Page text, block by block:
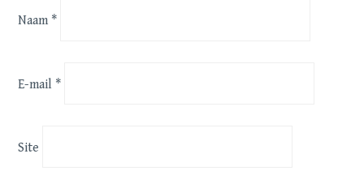
Naam *
E-mail *
Site